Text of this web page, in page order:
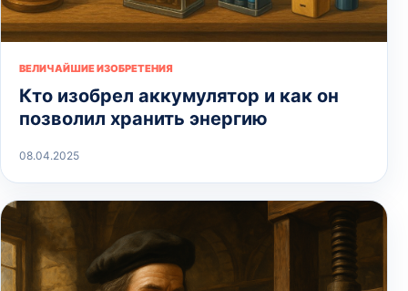
ВЕЛИЧАЙШИЕ ИЗОБРЕТЕНИЯ
Кто изобрел аккумулятор и как он
позволил хранить энергию
08.04.2025